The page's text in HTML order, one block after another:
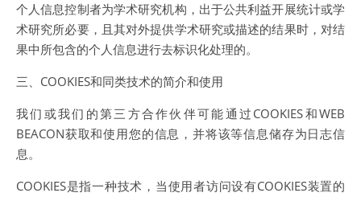
个人信息控制者为学术研究机构，出于公共利益开展统计或学
术研究所必要，且其对外提供学术研究或描述的结果时，对结
果中所包含的个人信息进行去标识化处理的。
三、COOKIES和同类技术的简介和使用
我们或我们的第三方合作伙伴可能通过COOKIES和WEB
BEACON获取和使用您的信息，并将该等信息储存为日志信
息。
COOKIES是指一种技术，当使用者访问设有COOKIES装置的